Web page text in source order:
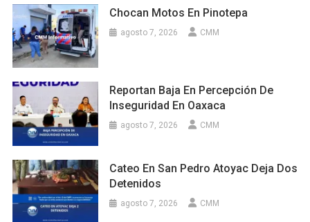
Chocan Motos En Pinotepa
agosto 7, 2026 CMM
Reportan Baja En Percepción De
Inseguridad En Oaxaca
agosto 7, 2026 CMM
Cateo En San Pedro Atoyac Deja Dos
Detenidos
agosto 7, 2026 CMM